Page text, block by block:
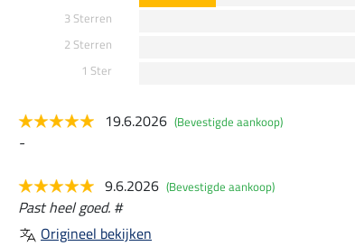
3 Sterren
2 Sterren
1 Ster
19.6.2026 (Bevestigde aankoop)
-
9.6.2026 (Bevestigde aankoop)
Past heel goed. #
Origineel bekijken